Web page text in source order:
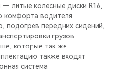
литые колесные диски R16,
комфорта водителя
подогрев передних сидений,
грузов
которые так же
также входят
система